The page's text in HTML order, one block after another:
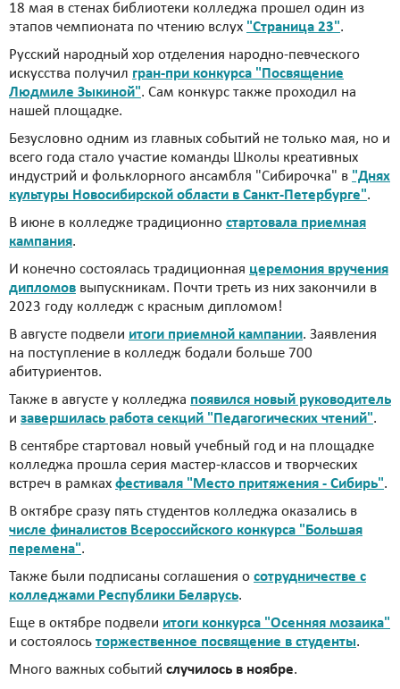
18 мая в стенах библиотеки колледжа прошел один из
этапов чемпионата по чтению вслух "Страница 23".
Русский народный хор отделения народно-певческого
искусства получил гран-при конкурса "Посвящение
Людмиле Зыкиной". Сам конкурс также проходил на
нашей площадке.
Безусловно одним из главных событий не только мая, но и
всего года стало участие команды Школы креативных
индустрий и фольклорного ансамбля "Сибирочка" в "Днях
культуры Новосибирской области в Санкт-Петербурге".
В июне в колледже традиционно стартовала приемная
кампания.
И конечно состоялась традиционная церемония вручения
дипломов выпускникам. Почти треть из них закончили в
2023 году колледж с красным дипломом!
В августе подвели итоги приемной кампании. Заявления
на поступление в колледж бодали больше 700
абитуриентов.
Также в августе у колледжа появился новый руководитель
и завершилась работа секций "Педагогических чтений".
В сентябре стартовал новый учебный год и на площадке
колледжа прошла серия мастер-классов и творческих
встреч в рамках фестиваля "Место притяжения - Сибирь".
В октябре сразу пять студентов колледжа оказались в
числе финалистов Всероссийского конкурса "Большая
перемена".
Также были подписаны соглашения о сотрудничестве с
колледжами Республики Беларусь.
Еще в октябре подвели итоги конкурса "Осенняя мозаика"
и состоялось торжественное посвящение в студенты.
Много важных событий случилось в ноябре.